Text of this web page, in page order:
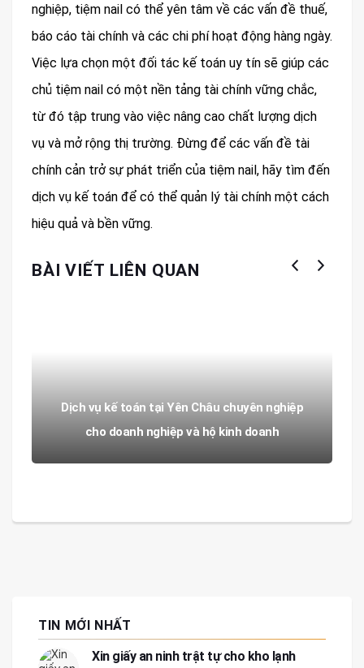
nghiệp, tiệm nail có thể yên tâm về các vấn đề thuế,
báo cáo tài chính và các chi phí hoạt động hàng ngày.
Việc lựa chọn một đối tác kế toán uy tín sẽ giúp các
chủ tiệm nail có một nền tảng tài chính vững chắc,
từ đó tập trung vào việc nâng cao chất lượng dịch
vụ và mở rộng thị trường. Đừng để các vấn đề tài
chính cản trở sự phát triển của tiệm nail, hãy tìm đến
dịch vụ kế toán để có thể quản lý tài chính một cách
hiệu quả và bền vững.
BÀI VIẾT LIÊN QUAN
Dịch vụ kế toán tại Yên Châu chuyên nghiệp
cho doanh nghiệp và hộ kinh doanh
TIN MỚI NHẤT
Xin giấy an ninh trật tự cho kho lạnh